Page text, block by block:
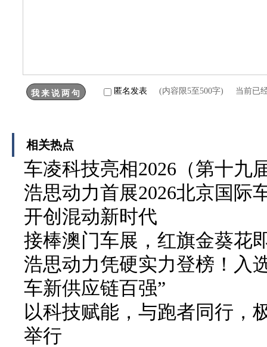
匿名发表 (内容限5至500字) 当前已
相关热点
车凌科技亮相2026（第十九
浩思动力首展2026北京国际
开创混动新时代
接棒澳门车展，红旗金葵花
浩思动力凭硬实力登榜！入
车新供应链百强”
以科技赋能，与跑者同行，
举行